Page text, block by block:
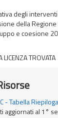
degli
della
e coesione
LICENZA TROVATA
- Tabella
aggiornati al 1°